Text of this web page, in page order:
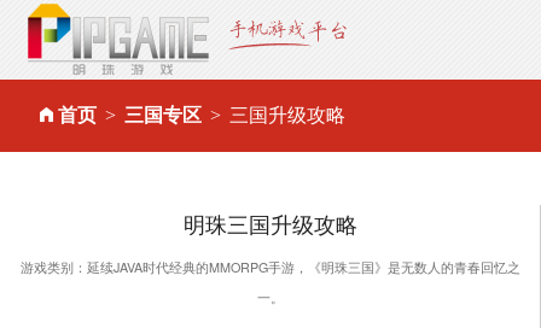
首页 三国专区 三国升级攻略
明珠三国升级攻略
游戏类别：延续JAVA时代经典的MMORPG手游，《明珠三国》是无数人的青春回忆之
一。